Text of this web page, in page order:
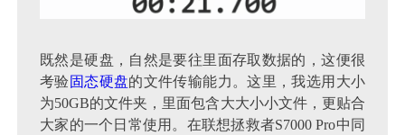
既然是硬盘，自然是要往里面存取数据的，这便很
考验 固态硬盘的文件传输能力。这里，我选用大小
为50GB的文件夹，里面包含大大小小文件，更贴合
大家的一个日常使用。在联想拯救者S7000 Pro中同